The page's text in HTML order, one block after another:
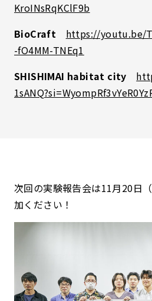
KroINsRqKClF9b
BioCraft https://youtu.be/
-fO4MM-TNEq1
SHISHIMAI habitat city
次回の実験報告会は11月20日
加ください！